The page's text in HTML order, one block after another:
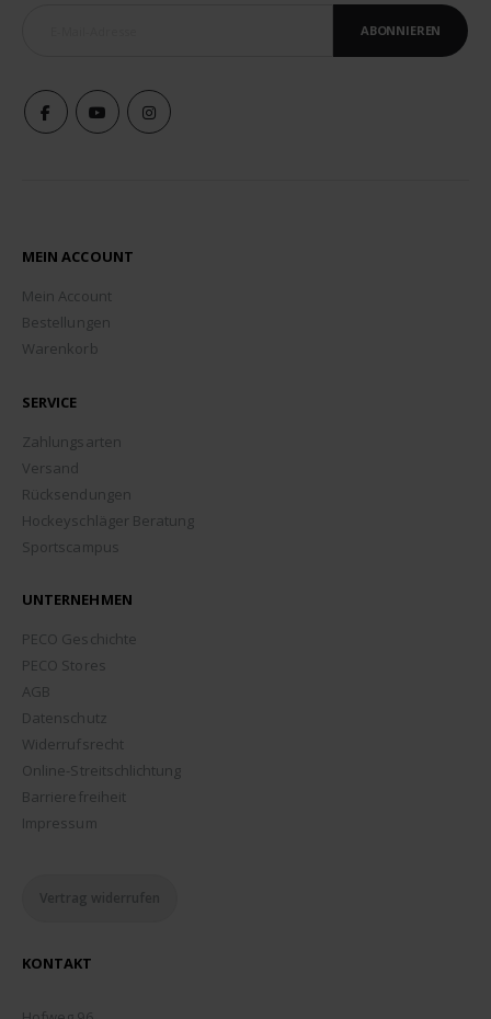
ABONNIEREN
MEIN ACCOUNT
Mein Account
Bestellungen
Warenkorb
SERVICE
Zahlungsarten
Versand
Rücksendungen
Hockeyschläger Beratung
Sportscampus
UNTERNEHMEN
PECO Geschichte
PECO Stores
AGB
Datenschutz
Widerrufsrecht
Online-Streitschlichtung
Barrierefreiheit
Impressum
Vertrag widerrufen
KONTAKT